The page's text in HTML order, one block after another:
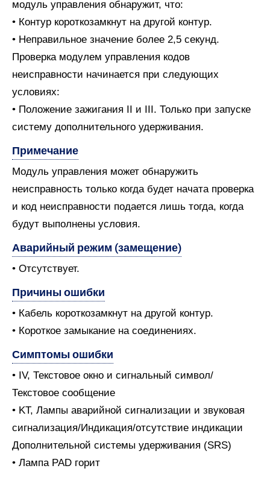
модуль управления обнаружит, что:
• Контур короткозамкнут на другой контур.
• Неправильное значение более 2,5 секунд.
Проверка модулем управления кодов
неисправности начинается при следующих
условиях:
• Положение зажигания II и III. Только при запуске
систему дополнительного удерживания.
Примечание
Модуль управления может обнаружить
неисправность только когда будет начата проверка
и код неисправности подается лишь тогда, когда
будут выполнены условия.
Аварийный режим (замещение)
• Отсутствует.
Причины ошибки
• Кабель короткозамкнут на другой контур.
• Короткое замыкание на соединениях.
Симптомы ошибки
• IV, Текстовое окно и сигнальный символ/
Текстовое сообщение
• KT, Лампы аварийной сигнализации и звуковая
сигнализация/Индикация/отсутствие индикации
Дополнительной системы удерживания (SRS)
• Лампа PAD горит